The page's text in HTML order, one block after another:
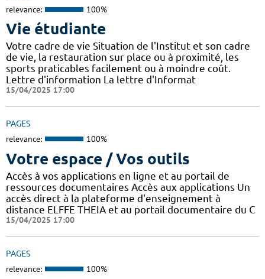
relevance: 100%
Vie étudiante
Votre cadre de vie Situation de l'Institut et son cadre
de vie, la restauration sur place ou à proximité, les
sports praticables facilement ou à moindre coût.
Lettre d'information La lettre d'Informat
15/04/2025 17:00
PAGES
relevance: 100%
Votre espace / Vos outils
Accès à vos applications en ligne et au portail de
ressources documentaires Accès aux applications Un
accès direct à la plateforme d'enseignement à
distance ELFFE THEIA et au portail documentaire du C
15/04/2025 17:00
PAGES
relevance: 100%